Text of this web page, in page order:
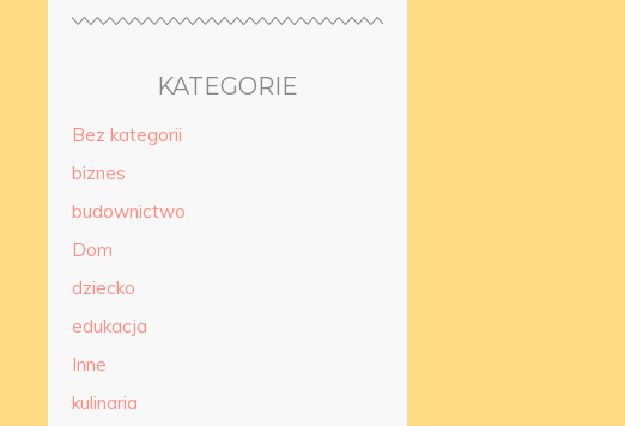
KATEGORIE
Bez kategorii
biznes
budownictwo
Dom
dziecko
edukacja
Inne
kulinaria